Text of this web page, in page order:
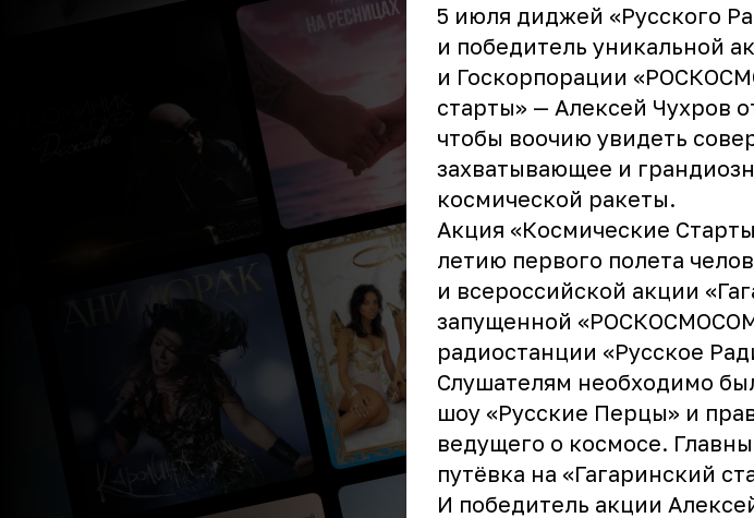
5 июля диджей «Русского
и победитель уникальной
и Госкорпорации
старты» — Алексей Чухров
чтобы воочию увидеть
захватывающее и
космической ракеты.
Акция «Космические
летию первого полета
и всероссийской акции
запущенной
радиостанции «Русское
Слушателям необходимо
шоу «Русские Перцы» и
ведущего о космосе.
путёвка на «Гагаринский
И победитель акции